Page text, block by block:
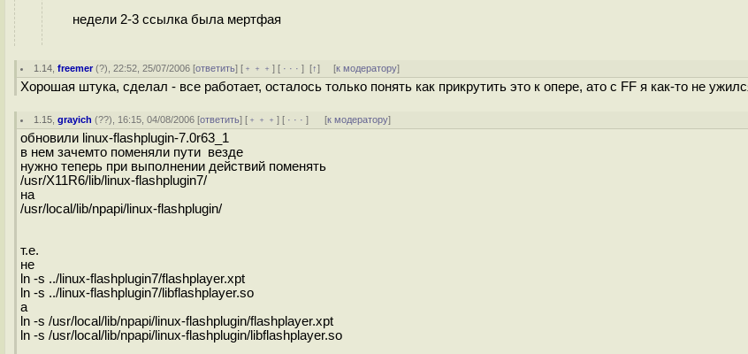
недели 2-3 ссылка была мертфая
1.14 ,freemer(?), 22:52, 25/07/2006 [ответить] [ ﹢﹢﹢] [ · · ·][↑] [к модератору]
Хорошая штука, сделал - все работает, осталось только понять как прикрутить это к опере, ато с FF я как-то не
1.15 ,grayich (??), 16:15, 04/08/2006 [ответить] [ ﹢﹢﹢] [ · · ·] [к модератору]
обновили linux-flashplugin-7.0r63_1
в нем зачемто поменяли пути везде
нужно теперь при выполнении действий поменять
/usr/X11R6/lib/linux-flashplugin7/
на
/usr/local/lib/npapi/linux-flashplugin/
т.е.
не
ln -s ../linux-flashplugin7/flashplayer.xpt
ln -s ../linux-flashplugin7/libflashplayer.so
а
ln -s /usr/local/lib/npapi/linux-flashplugin/flashplayer.xpt
ln -s /usr/local/lib/npapi/linux-flashplugin/libflashplayer.so